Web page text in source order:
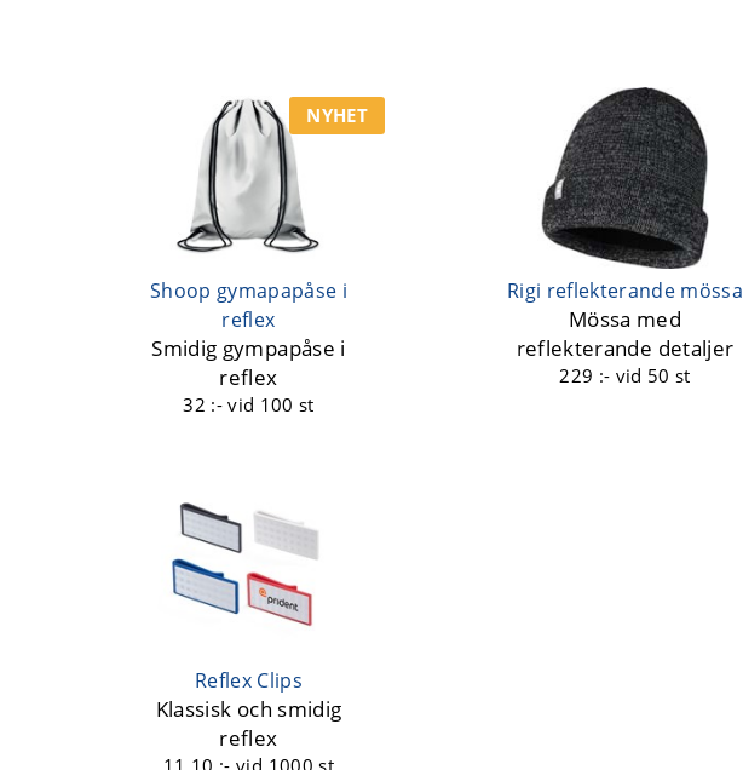
NYHET
Shoop gymapapåse i
reflex
Smidig gympapåse i
reflex
32 :-vid 100 st
Rigi reflekterande mössa
Mössa med
reflekterande detaljer
229 :- vid 50 st
Reflex Clips
Klassisk och smidig
reflex